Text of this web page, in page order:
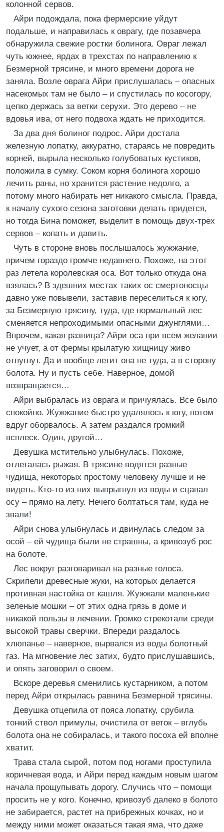
колонной сервов.
Айри подождала, пока фермерские уйдут
подальше, и направилась к оврагу, где позавчера
обнаружила свежие ростки болинога. Овраг лежал
чуть южнее, ярдах в трехстах по направлению к
Безмерной трясине, и много времени дорога не
заняла. Возле оврага Айри прислушалась – опасных
насекомых там не было – и спустилась по косогору,
цепко держась за ветки серухи. Это дерево – не
вдовья ива, от него подвоха ждать не приходится.
За два дня болиног подрос. Айри достала
железную лопатку, аккуратно, стараясь не повредить
корней, вырыла несколько голубоватых кустиков,
положила в сумку. Соком корня болинога хорошо
лечить раны, но хранится растение недолго, а
потому много набирать нет никакого смысла. Правда,
к началу сухого сезона заготовки делать придется,
но тогда Бина поможет, выделит в помощь двух-трех
сервов – копать и давить.
Чуть в стороне вновь послышалось жужжание,
причем гораздо громче недавнего. Похоже, на этот
раз летела королевская оса. Вот только откуда она
взялась? В здешних местах таких ос смертоносцы
давно уже повывели, заставив переселиться к югу,
за Безмерную трясину, туда, где нормальный лес
сменяется непроходимыми опасными джунглями…
Впрочем, какая разница? Айри оса при всем желании
не учует, а от фермы крылатую хищницу живо
отпугнут. Да и вообще летит она не туда, а в сторону
болота. Ну и пусть себе. Наверное, домой
возвращается…
Айри выбралась из оврага и причуялась. Все было
спокойно. Жужжание быстро удалялось к югу, потом
вдруг оборвалось. А затем раздался громкий
всплеск. Один, другой…
Девушка мстительно улыбнулась. Похоже,
отлеталась рыжая. В трясине водятся разные
чудища, некоторых простому человеку лучше и не
видеть. Кто-то из них выпрыгнул из воды и сцапал
осу – прямо на лету. Нечего болтаться там, куда не
звали!
Айри снова улыбнулась и двинулась следом за
осой – ей чудища были не страшны, а кривозуб рос
на болоте.
Лес вокруг разговаривал на разные голоса.
Скрипели древесные жуки, на которых делается
противная настойка от кашля. Жужжали маленькие
зеленые мошки – от этих одна грязь в доме и
никакой пользы в лечении. Громко стрекотали среди
высокой травы сверчки. Впереди раздалось
хлюпанье – наверное, вырвался из воды болотный
газ. На мгновение лес затих, будто прислушавшись,
и опять заговорил о своем.
Вскоре деревья сменились кустарником, а потом
перед Айри открылась равнина Безмерной трясины.
Девушка отцепила от пояса лопатку, срубила
тонкий ствол примулы, очистила от веток – вглубь
болота она не собиралась, и такого посоха ей вполне
хватит.
Трава стала сырой, потом под ногами проступила
коричневая вода, и Айри перед каждым новым шагом
начала прощупывать дорогу. Случись что – помощи
просить не у кого. Конечно, кривозуб далеко в болото
не забирается, растет на прибрежных кочках, но и
между ними может оказаться такая яма, что даже